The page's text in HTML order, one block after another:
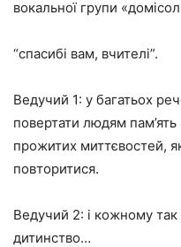
вокальної групи
“спасибі вам, вчителі”.
Ведучий 1: у багатьох
повертати людям
прожитих миттєвостей,
повторитися.
Ведучий 2: і кожному
дитинство…